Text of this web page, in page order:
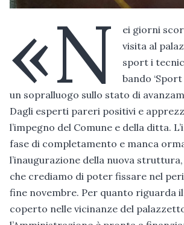
«N
ei giorni
visita al
sport i
bando
un sopralluogo sullo stato di
Dagli esperti pareri positivi e
l’impegno del Comune e della ditta.
fase di completamento e manca
l’inaugurazione della nuova
che crediamo di poter fissare nel
fine novembre. Per quanto riguarda
coperto nelle vicinanze del